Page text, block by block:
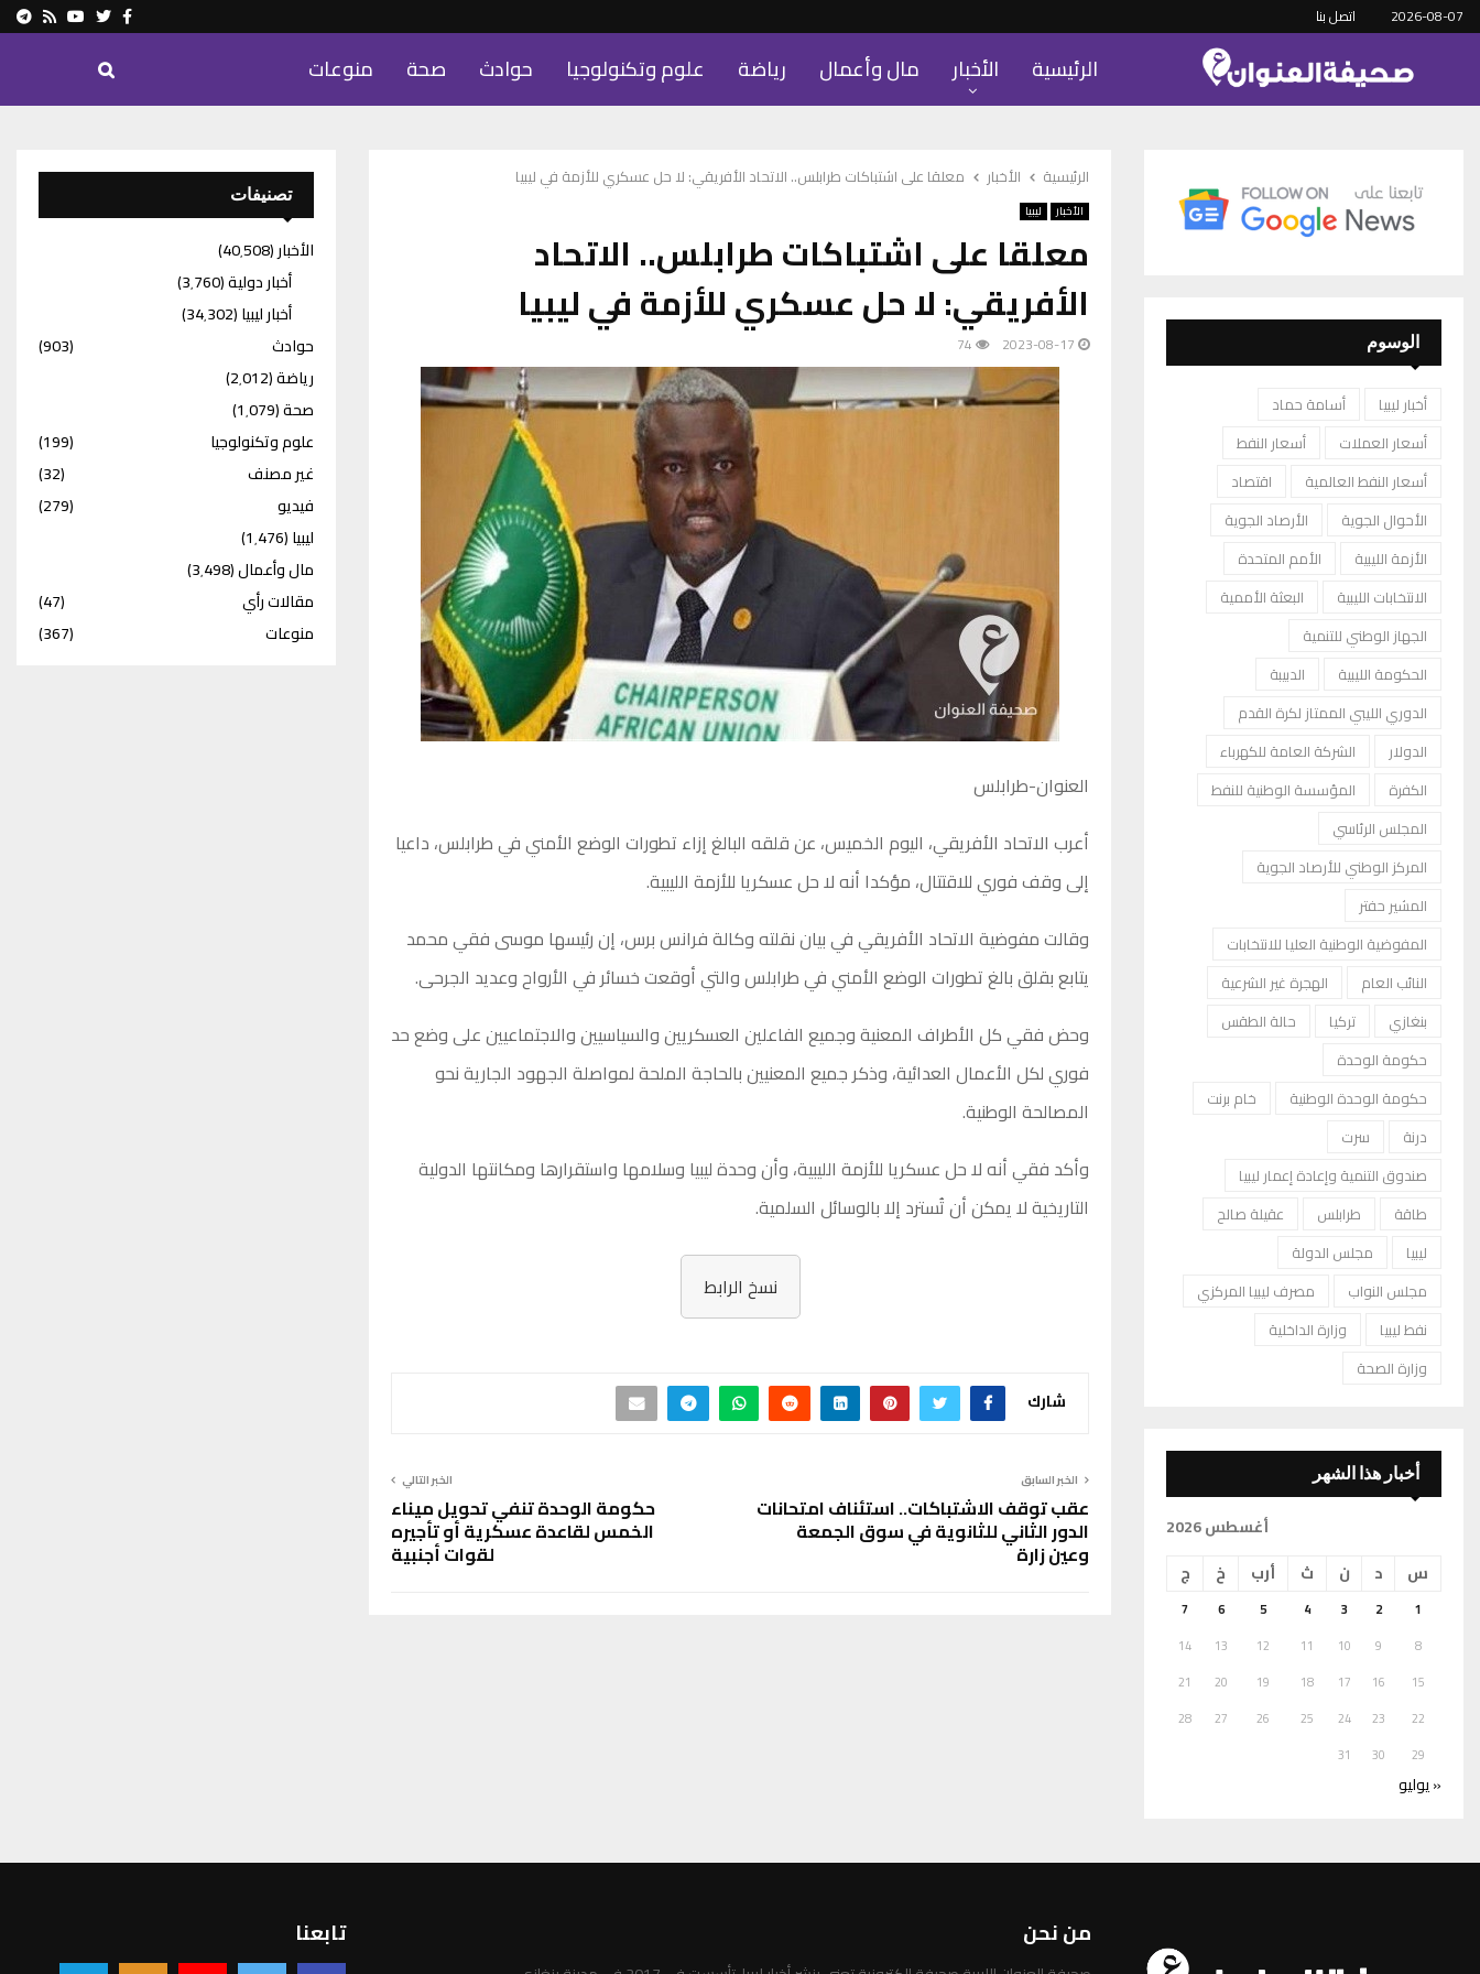
2026-08-07 اتصل بنا Facebook
Twitter
Youtube
Rss
الرئيسية الأخبار مال وأعمال رياضة علوم وتكنولوجيا حوادث صحة منوعات
الرئيسية الأخبار معلقا على اشتباكات طرابلس.. الاتحاد الأفريقي: لا حل عسكري للأزمة في ليبيا
الأخبار ليبيا
معلقا على اشتباكات طرابلس.. الاتحاد
الأفريقي: لا حل عسكري للأزمة في ليبيا
2023-08-17
74
العنوان-طرابلس
أعرب الاتحاد الأفريقي، اليوم الخميس، عن قلقه البالغ إزاء تطورات الوضع الأمني في طرابلس، داعيا
إلى وقف فوري للاقتتال، مؤكدا أنه لا حل عسكريا للأزمة الليبية.
وقالت مفوضية الاتحاد الأفريقي في بيان نقلته وكالة فرانس برس، إن رئيسها موسى فقي محمد
يتابع بقلق بالغ تطورات الوضع الأمني في طرابلس والتي أوقعت خسائر في الأرواح وعديد الجرحى.
وحض فقي كل الأطراف المعنية وجميع الفاعلين العسكريين والسياسيين والاجتماعيين على وضع حد
فوري لكل الأعمال العدائية، وذكر جميع المعنيين بالحاجة الملحة لمواصلة الجهود الجارية نحو
المصالحة الوطنية.
وأكد فقي أنه لا حل عسكريا للأزمة الليبية، وأن وحدة ليبيا وسلامها واستقرارها ومكانتها الدولية
التاريخية لا يمكن أن تُسترد إلا بالوسائل السلمية.
نسخ الرابط
شارك
الخبر السابق
عقب توقف الاشتباكات.. استئناف امتحانات
الدور الثاني للثانوية في سوق الجمعة
وعين زارة
الخبر التالي
حكومة الوحدة تنفي تحويل ميناء
الخمس لقاعدة عسكرية أو تأجيره
لقوات أجنبية
الوسوم
أخبار ليبيا
أسامة حماد
أسعار العملات
أسعار النفط
أسعار النفط العالمية
اقتصاد
الأحوال الجوية
الأرصاد الجوية
الأزمة الليبية
الأمم المتحدة
الانتخابات الليبية
البعثة الأممية
الجهاز الوطني للتنمية
الحكومة الليبية
الدبيبة
الدوري الليبي الممتاز لكرة القدم
الدولار
الشركة العامة للكهرباء
الكفرة
المؤسسة الوطنية للنفط
المجلس الرئاسي
المركز الوطني للأرصاد الجوية
المشير حفتر
المفوضية الوطنية العليا للانتخابات
النائب العام
الهجرة غير الشرعية
بنغازي
تركيا
حالة الطقس
حكومة الوحدة
حكومة الوحدة الوطنية
خام برنت
درنة
سرت
صندوق التنمية وإعادة إعمار ليبيا
طاقة
طرابلس
عقيلة صالح
ليبيا
مجلس الدولة
مجلس النواب
مصرف ليبيا المركزي
نفط ليبيا
وزارة الداخلية
وزارة الصحة
أخبار هذا الشهر
أغسطس 2026
س
د ن ث أرب خ ج
1
2
3
4
5
6
7
8
9
10
11
12
13
14
15
16
17
18
19
20
21
22
23
24
25
26
27
28
29
30
31
« يوليو
تصنيفات
الأخبار(40٬508)
أخبار دولية(3٬760)
أخبار ليبيا(34٬302)
حوادث
(903)
رياضة(2٬012)
صحة(1٬079)
علوم وتكنولوجيا
(199)
غير مصنف
(32)
فيديو
(279)
ليبيا(1٬476)
مال وأعمال(3٬498)
مقالات رأي
(47)
منوعات
(367)
من نحن تابعنا